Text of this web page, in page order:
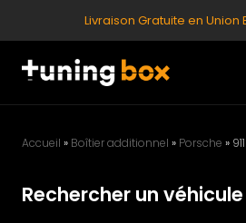
Livraison Gratuite en Union
Accueil » Boîtier additionnel » Porsche »
Rechercher un véhicule